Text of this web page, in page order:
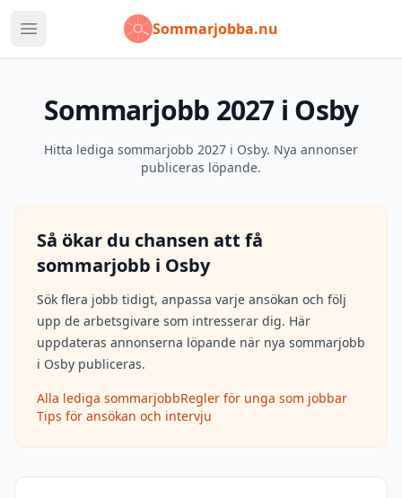
Öppna huvudmenySommarjobba.nu
Sommarjobb 2027 i Osby
Hitta lediga sommarjobb 2027 i Osby. Nya annonser
publiceras löpande.
Så ökar du chansen att få
sommarjobb i Osby
Sök flera jobb tidigt, anpassa varje ansökan och följ
upp de arbetsgivare som intresserar dig. Här
uppdateras annonserna löpande när nya sommarjobb
i Osby publiceras.
Alla lediga sommarjobbRegler för unga som jobbar
Tips för ansökan och intervju